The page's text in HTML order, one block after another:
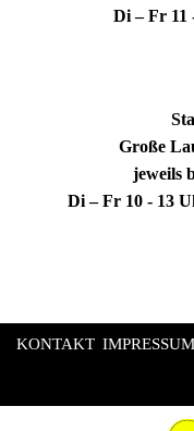
Di – Fr 11
Große
jeweils
Di – Fr 10 - 13
KONTAKT IMPRESSUM